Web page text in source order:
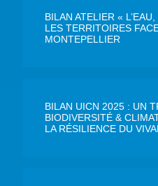
BILAN ATELIER «
LES TERRITOIRES
MONTEPELLIER
BILAN UICN 2025 : UN
BIODIVERSITÉ &
LA RÉSILIENCE DU